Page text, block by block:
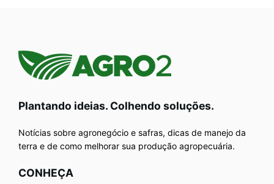
Plantando ideias. Colhendo soluções.
Notícias sobre agronegócio e safras, dicas de manejo da
terra e de como melhorar sua produção agropecuária.
CONHEÇA